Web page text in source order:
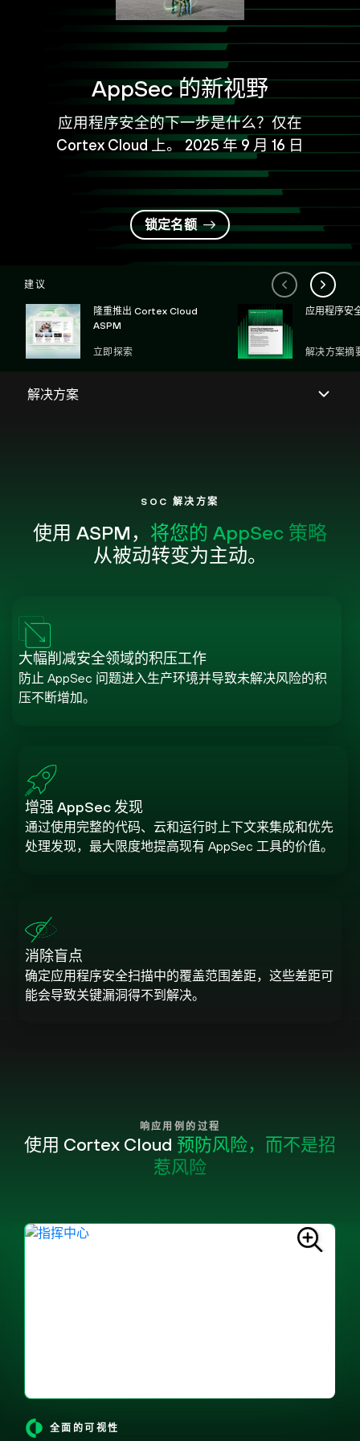
AppSec 的新视野
应用程序安全的下一步是什么？仅在
Cortex Cloud 上。2025 年 9 月 16 日
锁定名额
建议
隆重推出 Cortex Cloud
ASPM
立即探索
应用程序安
解决方案摘
SOC 解决方案
使用 ASPM， 将您的 AppSec 策略
从被动转变为主动。
大幅削减安全领域的积压工作
防止 AppSec 问题进入生产环境并导致未解决风险的积
压不断增加。
增强 AppSec 发现
通过使用完整的代码、云和运行时上下文来集成和优先
处理发现，最大限度地提高现有 AppSec 工具的价值。
消除盲点
确定应用程序安全扫描中的覆盖范围差距，这些差距可
能会导致关键漏洞得不到解决。
响应用例的过程
使用 Cortex Cloud 预防风险，而不是招
惹风险
全面的可视性